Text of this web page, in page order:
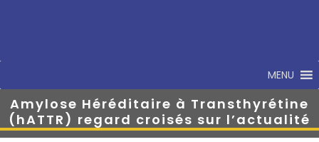
MENU
Amylose Héréditaire à Transthyrétine
(hATTR) regard croisés sur l’actualité